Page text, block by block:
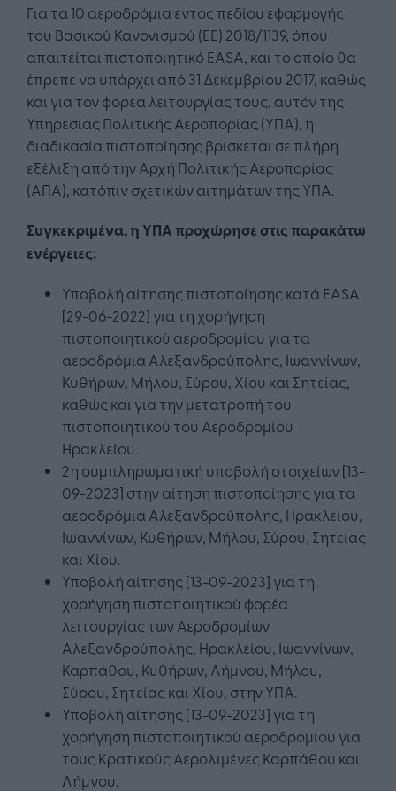
Για τα 10 αεροδρόμια εντός πεδίου εφαρμογής
του Βασικού Κανονισμού (ΕΕ) 2018/1139, όπου
απαιτείται πιστοποιητικό EASA, και το οποίο θα
έπρεπε να υπάρχει από 31 Δεκεμβρίου 2017, καθώς
και για τον φορέα λειτουργίας τους, αυτόν της
Υπηρεσίας Πολιτικής Αεροπορίας (ΥΠΑ), η
διαδικασία πιστοποίησης βρίσκεται σε πλήρη
εξέλιξη από την Αρχή Πολιτικής Αεροπορίας
(ΑΠΑ), κατόπιν σχετικών αιτημάτων της ΥΠΑ.
Συγκεκριμένα, η ΥΠΑ προχώρησε στις παρακάτω
ενέργειες:
Υποβολή αίτησης πιστοποίησης κατά EASA
[29-06-2022] για τη χορήγηση
πιστοποιητικού αεροδρομίου για τα
αεροδρόμια Αλεξανδρούπολης, Ιωαννίνων,
Κυθήρων, Μήλου, Σύρου, Χίου και Σητείας,
καθώς και για την μετατροπή του
πιστοποιητικού του Αεροδρομίου
Ηρακλείου.
2η συμπληρωματική υποβολή στοιχείων [13-
09-2023] στην αίτηση πιστοποίησης για τα
αεροδρόμια Αλεξανδρούπολης, Ηρακλείου,
Ιωαννίνων, Κυθήρων, Μήλου, Σύρου, Σητείας
και Χίου.
Υποβολή αίτησης [13-09-2023] για τη
χορήγηση πιστοποιητικού φορέα
λειτουργίας των Αεροδρομίων
Αλεξανδρούπολης, Ηρακλείου, Ιωαννίνων,
Καρπάθου, Κυθήρων, Λήμνου, Μήλου,
Σύρου, Σητείας και Χίου, στην ΥΠΑ.
Υποβολή αίτησης [13-09-2023] για τη
χορήγηση πιστοποιητικού αεροδρομίου για
τους Κρατικούς Αερολιμένες Καρπάθου και
Λήμνου.